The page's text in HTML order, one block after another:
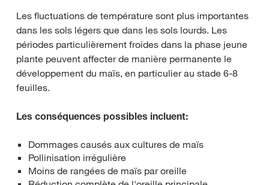
Les fluctuations de température sont plus importantes
dans les sols légers que dans les sols lourds. Les
périodes particulièrement froides dans la phase jeune
plante peuvent affecter de manière permanente le
développement du maïs, en particulier au stade 6-8
feuilles.
Les conséquences possibles incluent:
Dommages causés aux cultures de maïs
Pollinisation irrégulière
Moins de rangées de maïs par oreille